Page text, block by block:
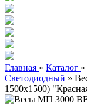
Главная » Каталог »
Светодиодный »
1500х1500)